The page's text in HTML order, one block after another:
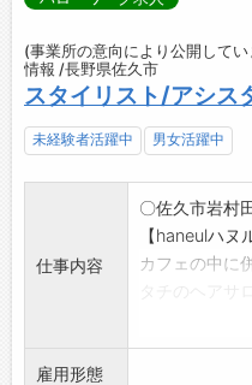
(事業所の意向により公開して
情報 /長野県佐久市
スタイリスト/アシス
未経験者活躍中 男女活躍中
仕事内容
〇佐久市岩村
【haneulハヌ
カフェの中に
スタイリスト
雇用形態